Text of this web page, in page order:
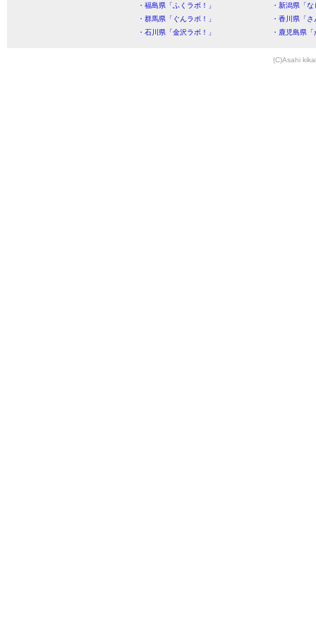
・福島県「ふくラボ！」
・新潟県「
・群馬県「ぐんラボ！」
・香川県「
・石川県「金沢ラボ！」
・鹿児島県
(C)Asahi